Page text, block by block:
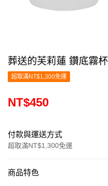
葬送的芙莉蓮 鑽底霧
超取滿NT$1,300免運
NT$450
付款與運送方式
超取滿NT$1,300免運
信用卡一次付款
商品特色